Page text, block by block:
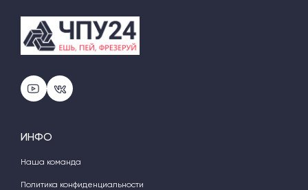
ИНФО
Наша команда
Политика конфиденциальности